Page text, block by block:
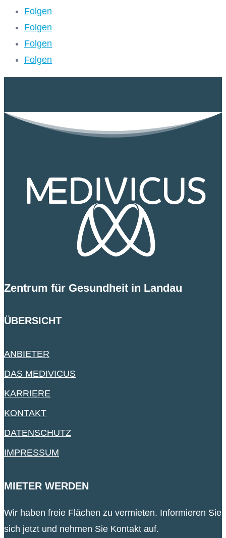
Folgen
Folgen
Folgen
Folgen
Zentrum für Gesundheit in Landau
ÜBERSICHT
ANBIETER
DAS MEDIVICUS
KARRIERE
KONTAKT
DATENSCHUTZ
IMPRESSUM
MIETER WERDEN
Wir haben freie Flächen zu vermieten. Informieren Sie
sich jetzt und nehmen Sie Kontakt auf.